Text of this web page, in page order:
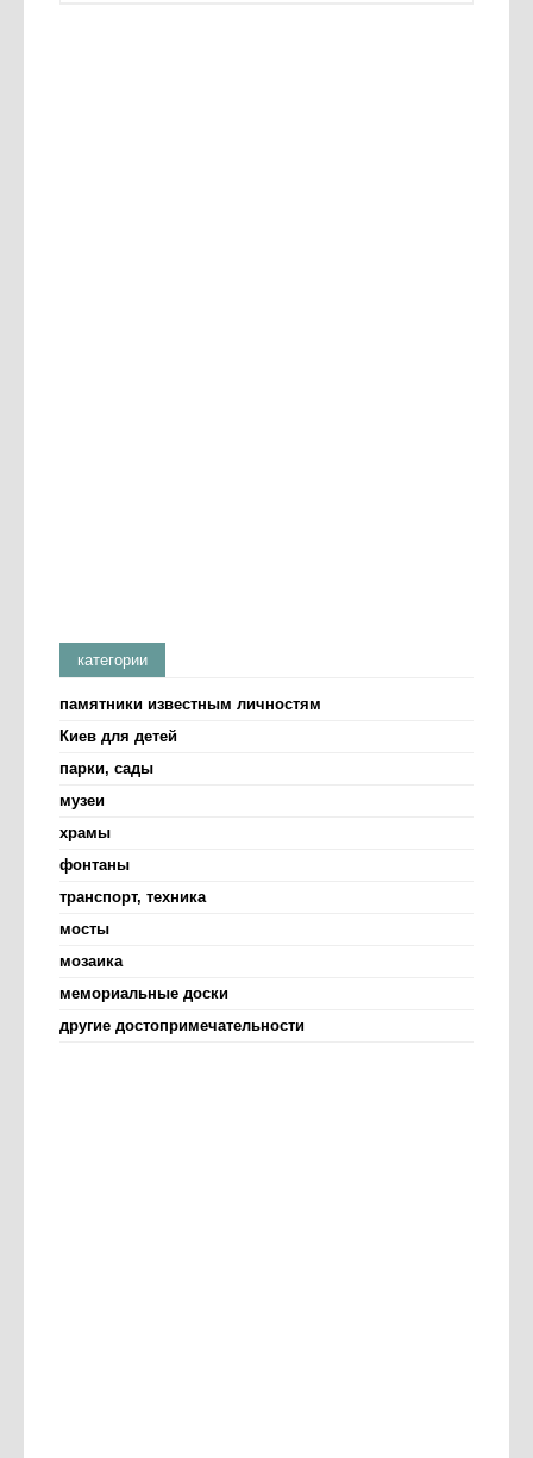
категории
памятники известным личностям
Киев для детей
парки, сады
музеи
храмы
фонтаны
транспорт, техника
мосты
мозаика
мемориальные доски
другие достопримечательности